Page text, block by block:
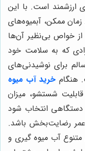
ارزشمند است. با این
ممکن، آبمیوه‌های
از خواص بی‌نظیر آن‌ها
که به سلامت خود
برای نوشیدنی‌های
هنگام خرید آب میوه
شستشو، میزان
انتخاب شود
عمر رضایت‌بخش باشد.
متنوع آب میوه گیری و